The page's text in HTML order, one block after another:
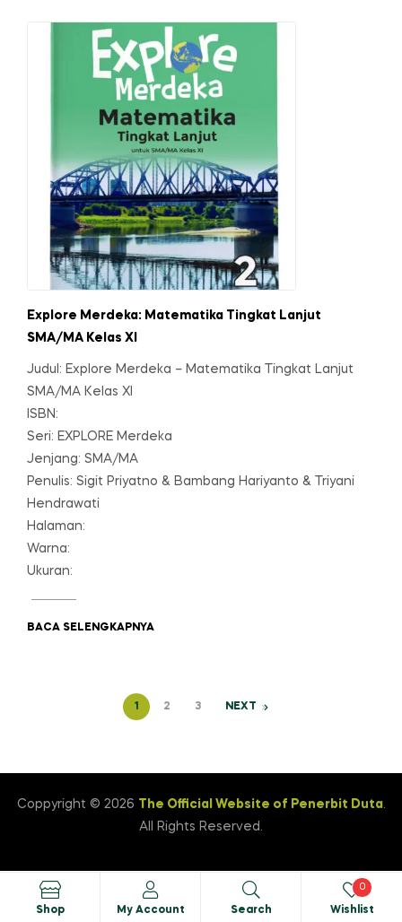
Explore Merdeka: Matematika Tingkat Lanjut
SMA/MA Kelas XI
Judul: Explore Merdeka – Matematika Tingkat Lanjut
SMA/MA Kelas XI
ISBN:
Seri: EXPLORE Merdeka
Jenjang: SMA/MA
Penulis: Sigit Priyatno & Bambang Hariyanto & Triyani
Hendrawati
Halaman:
Warna:
Ukuran:
BACA SELENGKAPNYA
1 2 3 NEXT
Coppyright © 2026 The Official Website of Penerbit Duta.
All Rights Reserved.
Shop My Account Search Wishlist
0